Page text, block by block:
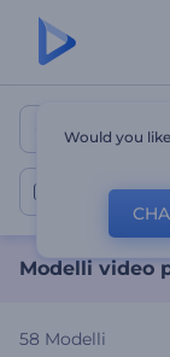
Video sui
Modelli video
58 Modelli
Would you